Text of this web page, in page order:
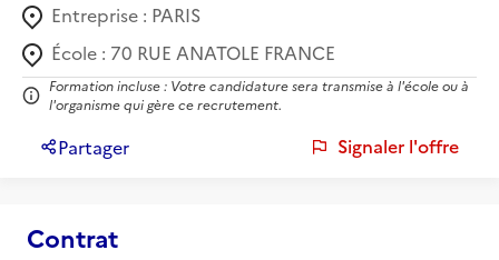
Entreprise : PARIS
École : 70 RUE ANATOLE FRANCE
Formation incluse : Votre candidature sera transmise à l'école ou à
l'organisme qui gère ce recrutement.
Partager Signaler l'offre
Contrat